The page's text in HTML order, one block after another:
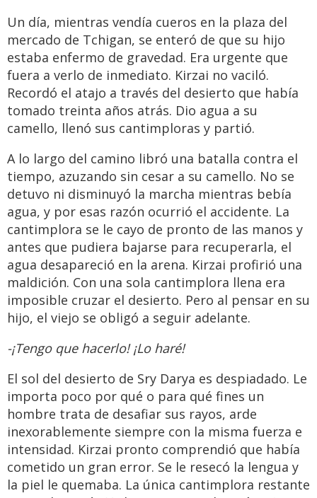
Un día, mientras vendía cueros en la plaza del
mercado de Tchigan, se enteró de que su hijo
estaba enfermo de gravedad. Era urgente que
fuera a verlo de inmediato. Kirzai no vaciló.
Recordó el atajo a través del desierto que había
tomado treinta años atrás. Dio agua a su
camello, llenó sus cantimploras y partió.
A lo largo del camino libró una batalla contra el
tiempo, azuzando sin cesar a su camello. No se
detuvo ni disminuyó la marcha mientras bebía
agua, y por esas razón ocurrió el accidente. La
cantimplora se le cayo de pronto de las manos y
antes que pudiera bajarse para recuperarla, el
agua desapareció en la arena. Kirzai profirió una
maldición. Con una sola cantimplora llena era
imposible cruzar el desierto. Pero al pensar en su
hijo, el viejo se obligó a seguir adelante.
-¡Tengo que hacerlo! ¡Lo haré!
El sol del desierto de Sry Darya es despiadado. Le
importa poco por qué o para qué fines un
hombre trata de desafiar sus rayos, arde
inexorablemente siempre con la misma fuerza e
intensidad. Kirzai pronto comprendió que había
cometido un gran error. Se le resecó la lengua y
la piel le quemaba. La única cantimplora restante